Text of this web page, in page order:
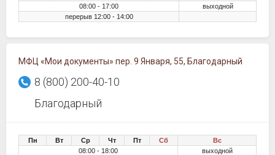
08:00 - 17:00
выходной
перерыв 12:00 - 14:00
МФЦ «Мои документы» пер. 9 Января, 55, Благодарный
8 (800) 200-40-10
Благодарный
Пн Вт Ср Чт Пт Сб
Вс
08:00 - 18:00
выходной